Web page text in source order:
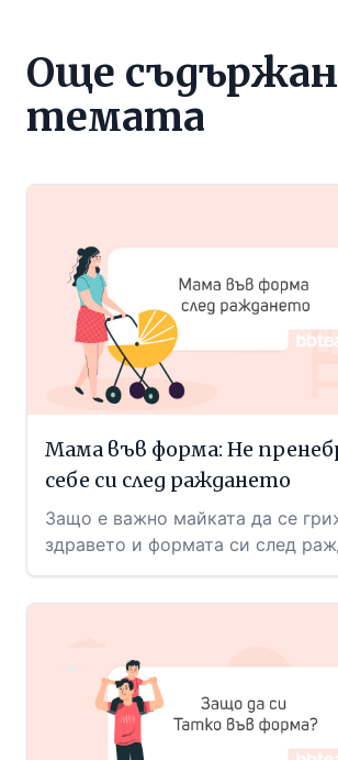
Още
темата
Мама във форма: Не
себе си след раждането
Защо е важно майката да се
здравето и формата си след